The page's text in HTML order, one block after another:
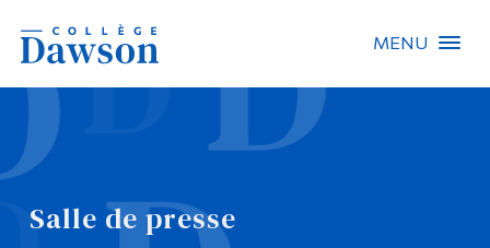
MENU
Salle de presse
Recherche sur le site
Recherche de personnes
EN